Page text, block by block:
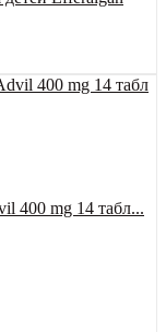
400 mg 14 табл...